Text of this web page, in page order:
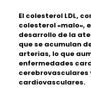
El colesterol LDL,
colesterol «malo»,
desarrollo de la
que se acumulan
arterias, lo que
enfermedades
cerebrovasculares
cardiovasculares.